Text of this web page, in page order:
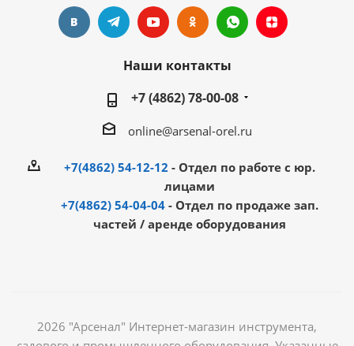
Наши контакты
+7 (4862) 78-00-08
online@arsenal-orel.ru
+7(4862) 54-12-12 - Отдел по работе с юр.
лицами
+7(4862) 54-04-04 - Отдел по продаже зап.
частей / аренде оборудования
2026 "Арсенал" Интернет-магазин инструмента,